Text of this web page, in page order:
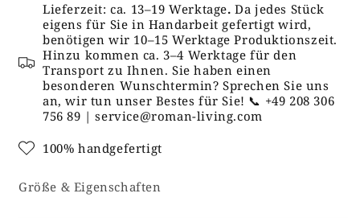
Lieferzeit: ca. 13–19 Werktage. Da jedes Stück
eigens für Sie in Handarbeit gefertigt wird,
benötigen wir 10–15 Werktage Produktionszeit.
Hinzu kommen ca. 3–4 Werktage für den
Transport zu Ihnen. Sie haben einen
besonderen Wunschtermin? Sprechen Sie uns
an, wir tun unser Bestes für Sie! 📞 +49 208 306
756 89 | service@roman-living.com
100% handgefertigt
Größe & Eigenschaften